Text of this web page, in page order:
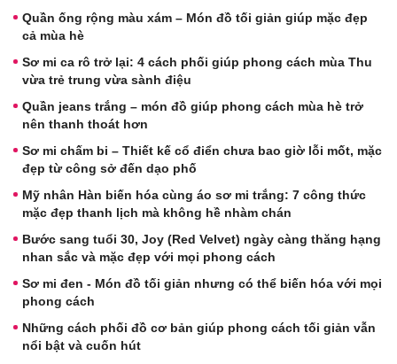
Quần ống rộng màu xám – Món đồ tối giản giúp mặc đẹp
cả mùa hè
Sơ mi ca rô trở lại: 4 cách phối giúp phong cách mùa Thu
vừa trẻ trung vừa sành điệu
Quần jeans trắng – món đồ giúp phong cách mùa hè trở
nên thanh thoát hơn
Sơ mi chấm bi – Thiết kế cổ điển chưa bao giờ lỗi mốt, mặc
đẹp từ công sở đến dạo phố
Mỹ nhân Hàn biến hóa cùng áo sơ mi trắng: 7 công thức
mặc đẹp thanh lịch mà không hề nhàm chán
Bước sang tuổi 30, Joy (Red Velvet) ngày càng thăng hạng
nhan sắc và mặc đẹp với mọi phong cách
Sơ mi đen - Món đồ tối giản nhưng có thể biến hóa với mọi
phong cách
Những cách phối đồ cơ bản giúp phong cách tối giản vẫn
nổi bật và cuốn hút